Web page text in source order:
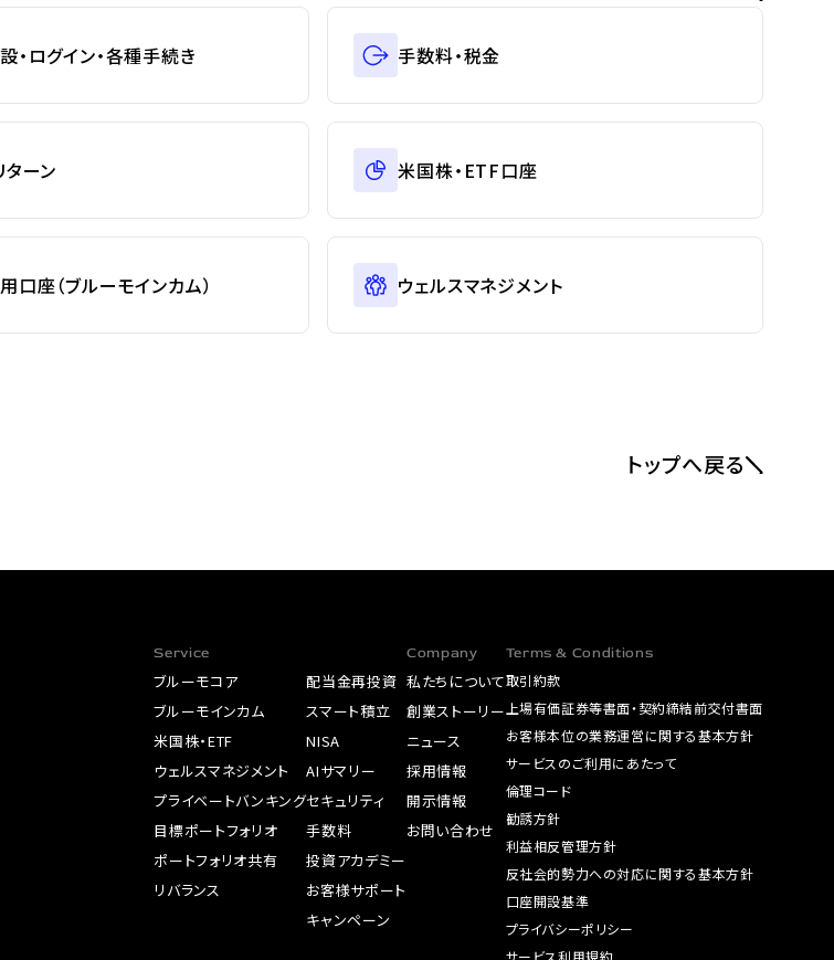
・ログイン・各種手続き 手数料・税金
ターン 米国株・ETF口座
口座（ブルーモインカム） ウェルスマネジメント
トップへ戻る
Service
ブルーモコア
ブルーモインカム
米国株・ETF
ウェルスマネジメント
プライベートバンキング
目標ポートフォリオ
ポートフォリオ共有
リバランス
配当金再投資
スマート積立
NISA
AIサマリー
セキュリティ
手数料
投資アカデミー
お客様サポート
キャンペーン
Company
私たちについて
創業ストーリー
ニュース
採用情報
開示情報
お問い合わせ
Terms & Conditions
取引約款
上場有価証券等書面・契約締結前交付書面
お客様本位の業務運営に関する基本方針
サービスのご利用にあたって
倫理コード
勧誘方針
利益相反管理方針
反社会的勢力への対応に関する基本方針
口座開設基準
プライバシーポリシー
サービス利用規約